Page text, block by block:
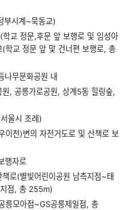
부시계~묵동교)
교 정문,후문 앞 보행로 및 임성아
교 정문 앞 맟 건너편 보행로, 총
나무문화공원 내
, 공릉가로공원, 상계5동 힐링숲,
울시 조례)
이천)변의 자전거도로 및 산책로 보
행자로
로(별빛어린이공원 남측지점~태
지점, 총 255m)
릉모아점~GS공릉제일점, 총